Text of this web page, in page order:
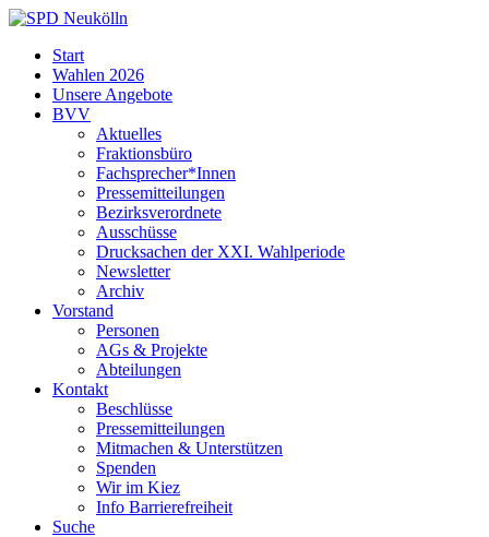
Skip
content
Neukölln
Start
Wahlen 2026
Unsere Angebote
BVV
Aktuelles
Fraktionsbüro
Fachsprecher*Innen
Pressemitteilungen
Bezirksverordnete
Ausschüsse
Drucksachen der XXI. Wahlperiode
Newsletter
Archiv
Vorstand
Personen
AGs & Projekte
Abteilungen
Kontakt
Beschlüsse
Pressemitteilungen
Mitmachen & Unterstützen
Spenden
Wir im Kiez
Info Barrierefreiheit
Suche